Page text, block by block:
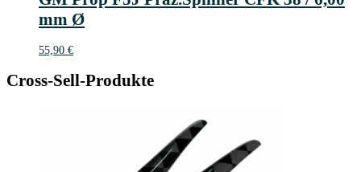
mm Ø
55,90 €
Cross-Sell-Produkte